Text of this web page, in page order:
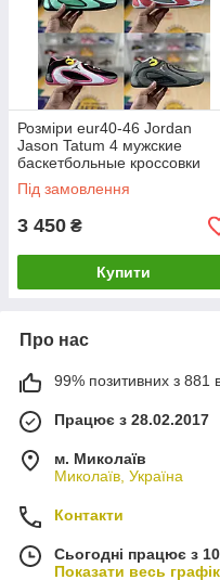
Розміри eur40-46 Jordan
Jason Tatum 4 мужские
баскетбольные кроссовки
Джордан
Під замовлення
3 450 ₴
Купити
Про нас
99% позитивних з 881
Працює з 28.02.2017
м. Миколаїв
Миколаїв, Україна
Контакти
Сьогодні працює з
Показати весь